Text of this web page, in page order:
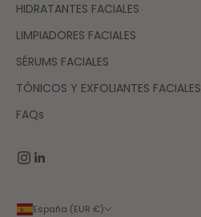
HIDRATANTES FACIALES
LIMPIADORES FACIALES
SÉRUMS FACIALES
TÓNICOS Y EXFOLIANTES FACIALES
FAQs
España (EUR €)